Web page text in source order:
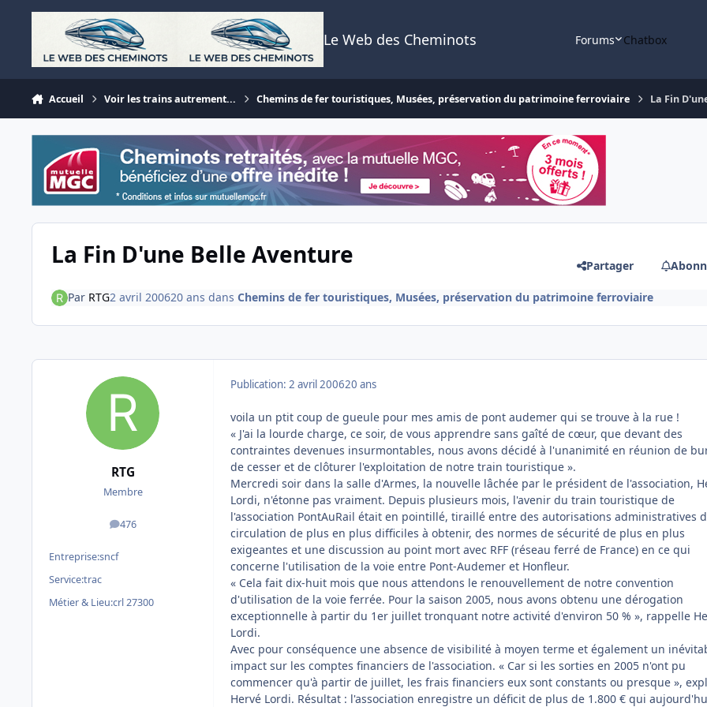
Aller au contenu
Le Web des Cheminots Forums Chatbox
Accueil Voir les trains autrement... Chemins de fer touristiques, Musées, préservation du patrimoine ferroviaire La Fin
La Fin D'une Belle Aventure Partager
Par RTG2 avril 200620 ans dans Chemins de fer touristiques, Musées, préservation du patrimoine ferroviaire
RTG
Membre
476
messages
Entreprise:sncf
Service:trac
Métier & Lieu:crl 27300
Publication: 2 avril 200620 ans
voila un ptit coup de gueule pour mes amis de pont audemer qui se trouve à la rue !
« J'ai la lourde charge, ce soir, de vous apprendre sans gaîté de cœur, que devant des
contraintes devenues insurmontables, nous avons décidé à l'unanimité en réunion de
de cesser et de clôturer l'exploitation de notre train touristique ».
Mercredi soir dans la salle d'Armes, la nouvelle lâchée par le président de l'association,
Lordi, n'étonne pas vraiment. Depuis plusieurs mois, l'avenir du train touristique de
l'association PontAuRail était en pointillé, tiraillé entre des autorisations administratives
circulation de plus en plus difficiles à obtenir, des normes de sécurité de plus en plus
exigeantes et une discussion au point mort avec RFF (réseau ferré de France) en ce qui
concerne l'utilisation de la voie entre Pont-Audemer et Honfleur.
« Cela fait dix-huit mois que nous attendons le renouvellement de notre convention
d'utilisation de la voie ferrée. Pour la saison 2005, nous avons obtenu une dérogation
exceptionnelle à partir du 1er juillet tronquant notre activité d'environ 50 % », rappelle
Lordi.
Avec pour conséquence une absence de visibilité à moyen terme et également un
impact sur les comptes financiers de l'association. « Car si les sorties en 2005 n'ont pu
commencer qu'à partir de juillet, les frais financiers eux sont constants ou presque »,
Hervé Lordi. Résultat : l'association enregistre un déficit de plus de 1.800 € qui